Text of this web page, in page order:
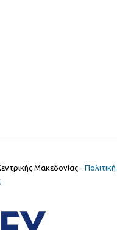
Μακεδονίας - Πολιτική